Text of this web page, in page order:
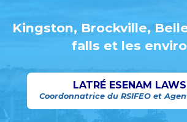
Kingston, Brockville,
falls et les
LATRÉ ESENAM
Coordonnatrice du RSIFEO et